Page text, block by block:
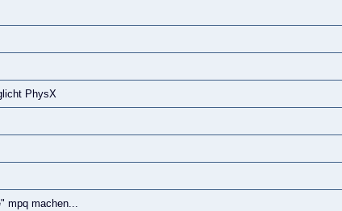
PhysX
mpq machen...